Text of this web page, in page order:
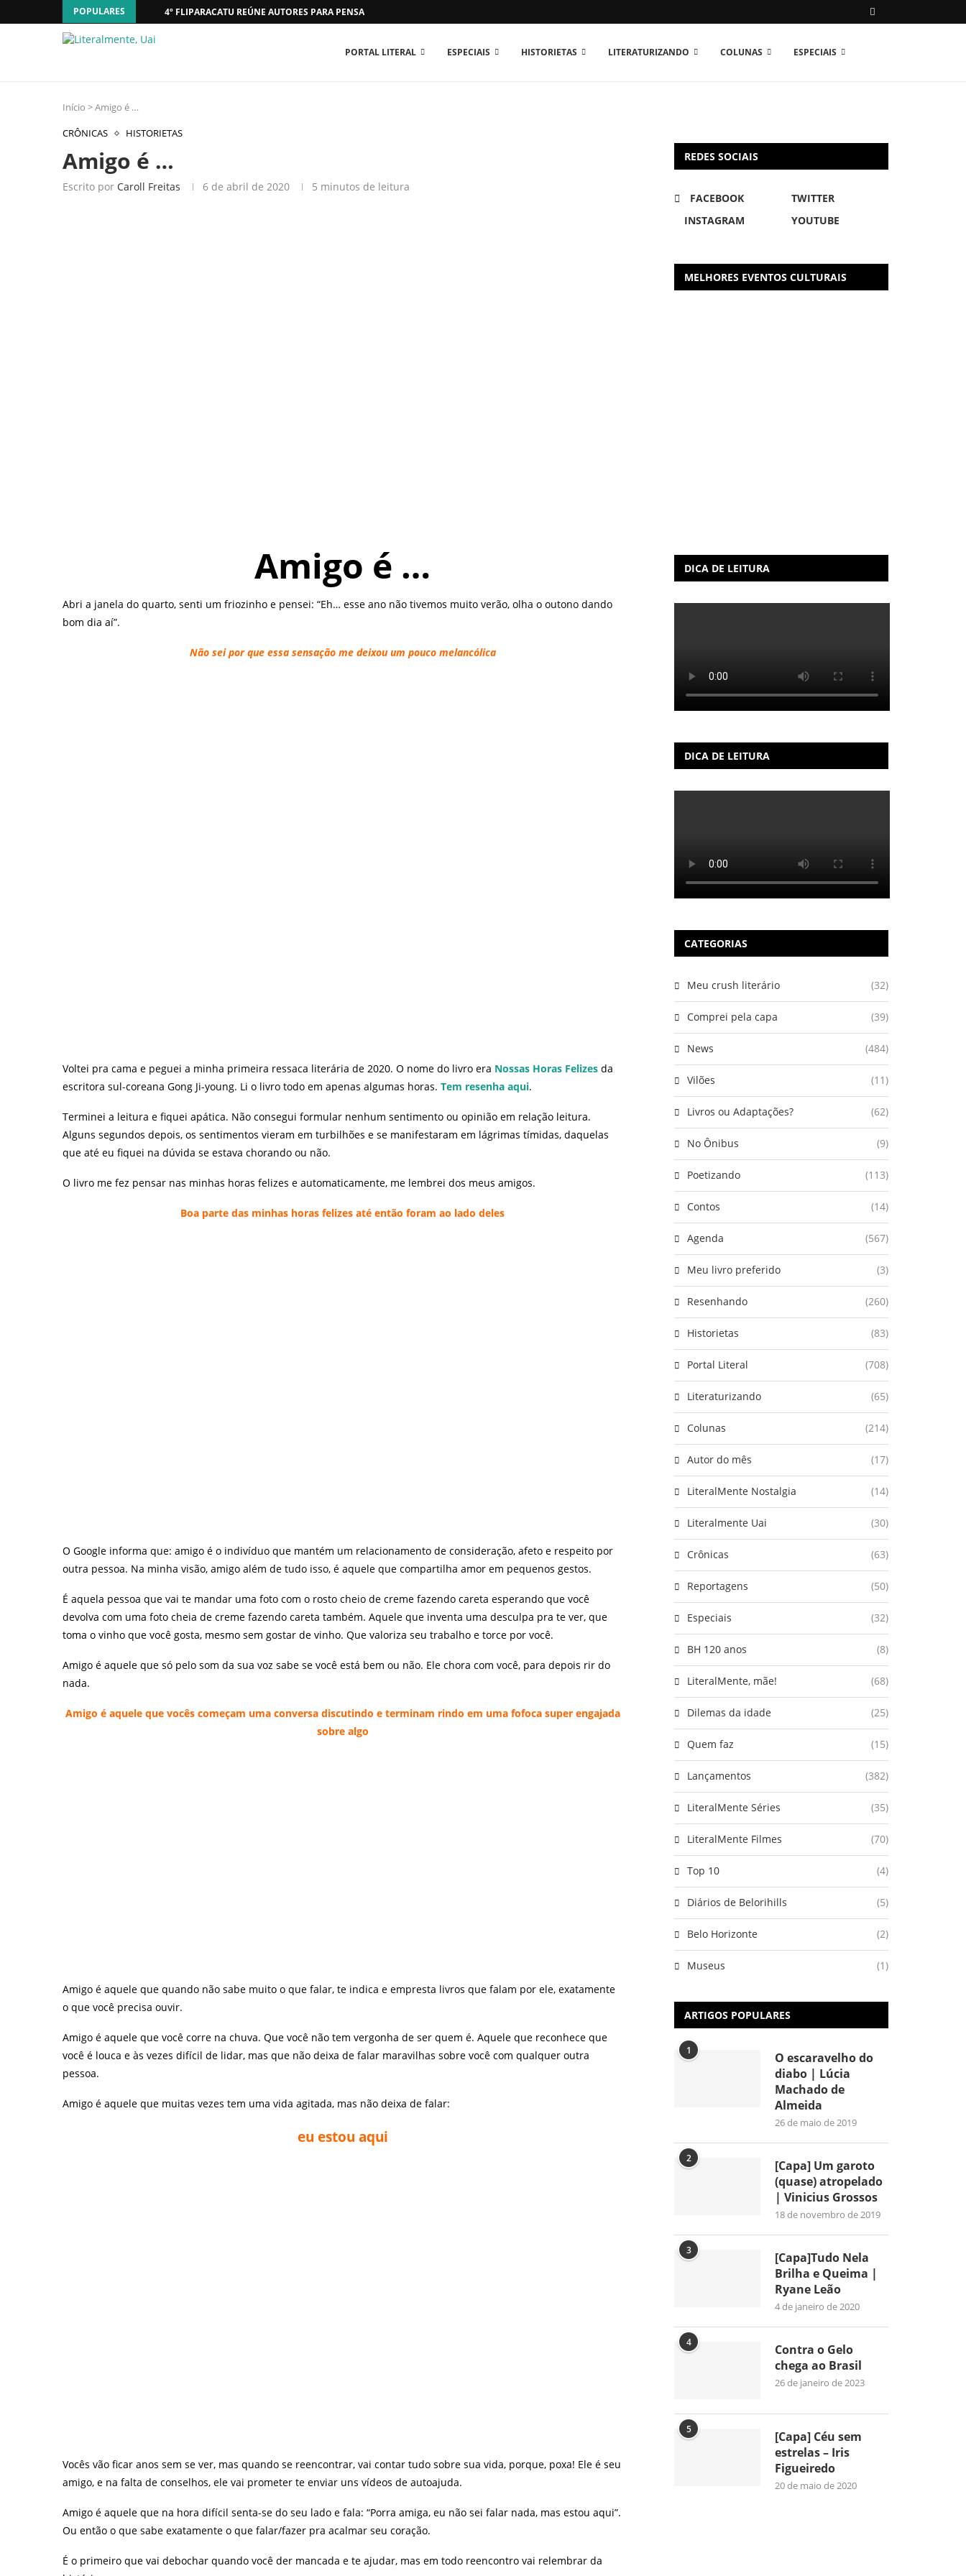
POPULARES 4º FLIPARACATU REÚNE AUTORES PARA PENSAR O MUNDO...
PORTAL LITERAL ESPECIAIS HISTORIETAS LITERATURIZANDO COLUNAS ESPECIAIS
Início >Amigo é …
CRÔNICAS
HISTORIETAS
Amigo é …
Escrito por Caroll Freitas 6 de abril de 2020 5 minutos de leitura
Amigo é …
Abri a janela do quarto, senti um friozinho e pensei: “Eh… esse ano não tivemos muito verão, olha o outono dando
bom dia aí”.
Não sei por que essa sensação me deixou um pouco melancólica
Voltei pra cama e peguei a minha primeira ressaca literária de 2020. O nome do livro era Nossas Horas Felizes da
escritora sul-coreana Gong Ji-young. Li o livro todo em apenas algumas horas. Tem resenha aqui.
Terminei a leitura e fiquei apática. Não consegui formular nenhum sentimento ou opinião em relação leitura.
Alguns segundos depois, os sentimentos vieram em turbilhões e se manifestaram em lágrimas tímidas, daquelas
que até eu fiquei na dúvida se estava chorando ou não.
O livro me fez pensar nas minhas horas felizes e automaticamente, me lembrei dos meus amigos.
Boa parte das minhas horas felizes até então foram ao lado deles
O Google informa que: amigo é o indivíduo que mantém um relacionamento de consideração, afeto e respeito por
outra pessoa. Na minha visão, amigo além de tudo isso, é aquele que compartilha amor em pequenos gestos.
É aquela pessoa que vai te mandar uma foto com o rosto cheio de creme fazendo careta esperando que você
devolva com uma foto cheia de creme fazendo careta também. Aquele que inventa uma desculpa pra te ver, que
toma o vinho que você gosta, mesmo sem gostar de vinho. Que valoriza seu trabalho e torce por você.
Amigo é aquele que só pelo som da sua voz sabe se você está bem ou não. Ele chora com você, para depois rir do
nada.
Amigo é aquele que vocês começam uma conversa discutindo e terminam rindo em uma fofoca super engajada
sobre algo
Amigo é aquele que quando não sabe muito o que falar, te indica e empresta livros que falam por ele, exatamente
o que você precisa ouvir.
Amigo é aquele que você corre na chuva. Que você não tem vergonha de ser quem é. Aquele que reconhece que
você é louca e às vezes difícil de lidar, mas que não deixa de falar maravilhas sobre você com qualquer outra
pessoa.
Amigo é aquele que muitas vezes tem uma vida agitada, mas não deixa de falar:
eu estou aqui
Vocês vão ficar anos sem se ver, mas quando se reencontrar, vai contar tudo sobre sua vida, porque, poxa! Ele é seu
amigo, e na falta de conselhos, ele vai prometer te enviar uns vídeos de autoajuda.
Amigo é aquele que na hora difícil senta-se do seu lado e fala: “Porra amiga, eu não sei falar nada, mas estou aqui”.
Ou então o que sabe exatamente o que falar/fazer pra acalmar seu coração.
É o primeiro que vai debochar quando você der mancada e te ajudar, mas em todo reencontro vai relembrar da
REDES SOCIAIS
FACEBOOK
TWITTER
INSTAGRAM
YOUTUBE
MELHORES EVENTOS CULTURAIS
DICA DE LEITURA
DICA DE LEITURA
CATEGORIAS
Meu crush literário (32)
Comprei pela capa (39)
News (484)
Vilões (11)
Livros ou Adaptações? (62)
No Ônibus (9)
Poetizando (113)
Contos (14)
Agenda (567)
Meu livro preferido (3)
Resenhando (260)
Historietas (83)
Portal Literal (708)
Literaturizando (65)
Colunas (214)
Autor do mês (17)
LiteralMente Nostalgia (14)
Literalmente Uai (30)
Crônicas (63)
Reportagens (50)
Especiais (32)
BH 120 anos (8)
LiteralMente, mãe! (68)
Dilemas da idade (25)
Quem faz (15)
Lançamentos (382)
LiteralMente Séries (35)
LiteralMente Filmes (70)
Top 10 (4)
Diários de Belorihills (5)
Belo Horizonte (2)
Museus (1)
ARTIGOS POPULARES
1
O escaravelho do
diabo | Lúcia
Machado de
Almeida
26 de maio de 2019
2
[Capa] Um garoto
(quase) atropelado
| Vinicius Grossos
18 de novembro de 2019
3
[Capa]Tudo Nela
Brilha e Queima |
Ryane Leão
4 de janeiro de 2020
4
Contra o Gelo
chega ao Brasil
26 de janeiro de 2023
5
[Capa] Céu sem
estrelas – Iris
Figueiredo
20 de maio de 2020